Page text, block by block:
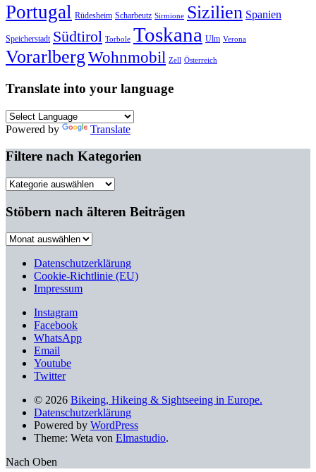
Portugal Rüdesheim Scharbeutz Sirmione Sizilien Spanien
Speicherstadt Südtirol Torbole Toskana Ulm Verona
VorarlbergWohnmobil Zell Österreich
Translate into your language
Powered by Translate
Filtere nach Kategorien
Filtere
Kategorien
Stöbern nach älteren Beiträgen
Stöbern
älteren
Beiträgen
Datenschutzerklärung
Cookie-Richtlinie (EU)
Impressum
Instagram
Facebook
WhatsApp
Email
Youtube
Twitter
© 2026 Bikeing, Hikeing & Sightseeing in Europe.
Datenschutzerklärung
Powered by WordPress
Theme: Weta von Elmastudio.
Nach Oben